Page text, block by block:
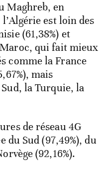
Maghreb, en
est loin des
(61,38%) et
qui fait mieux
comme la France
mais
la Turquie, la
de réseau 4G
du Sud (97,49%), du
(92,16%).